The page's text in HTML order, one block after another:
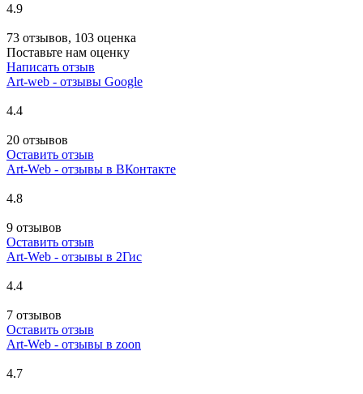
4.9
73 отзывов, 103 оценка
Поставьте нам оценку
Написать отзыв
Art-web - отзывы Google
4.4
20 отзывов
Оставить отзыв
Art-Web - отзывы в ВКонтакте
4.8
9 отзывов
Оставить отзыв
Art-Web - отзывы в 2Гис
4.4
7 отзывов
Оставить отзыв
Art-Web - отзывы в zoon
4.7